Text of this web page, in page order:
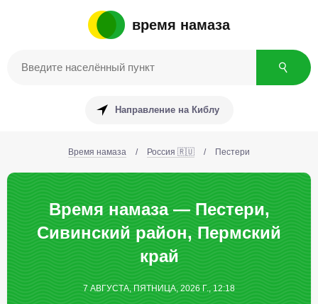
время намаза
Направление на Киблу
Время намаза / Россия 🇷🇺 / Пестери
Время намаза — Пестери,
Сивинский район, Пермский
край
7 АВГУСТА, ПЯТНИЦА, 2026 Г., 12:18